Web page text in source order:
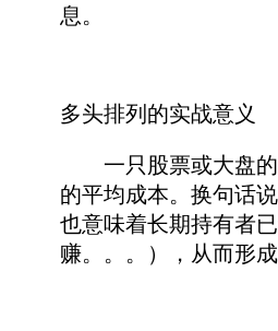
息。
多头排列的实战意义
一只股票或大盘的
的平均成本。换句话
也意味着长期持有者
赚。。。），从而形成